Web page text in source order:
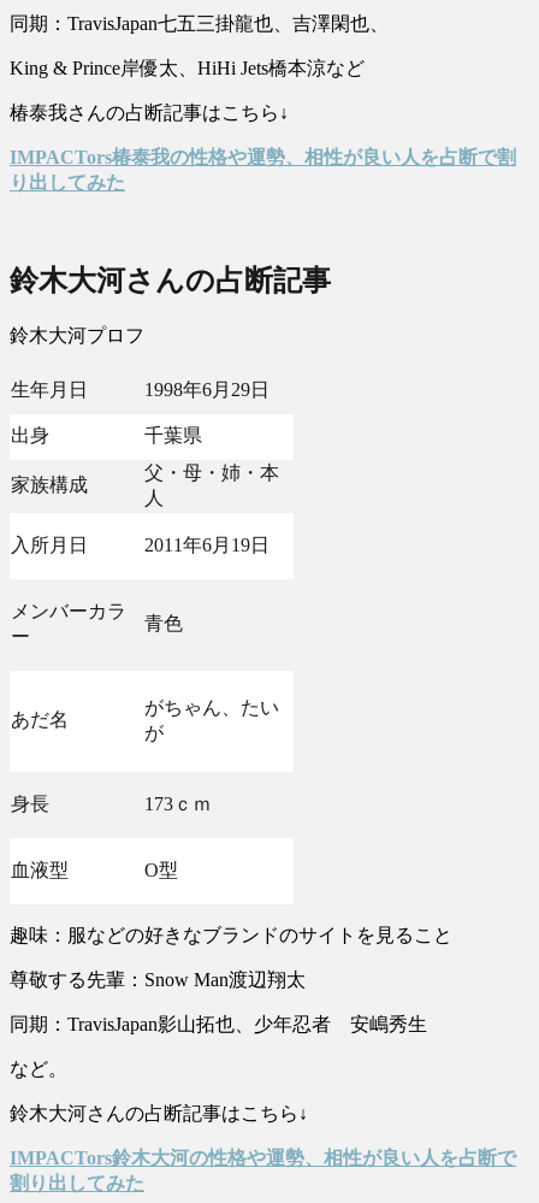
同期：TravisJapan七五三掛龍也、吉澤閑也、
King & Prince岸優太、HiHi Jets橋本涼など
椿泰我さんの占断記事はこちら↓
IMPACTors椿泰我の性格や運勢、相性が良い人を占断で割
り出してみた
鈴木大河さんの占断記事
鈴木大河プロフ
生年月日 1998年6月29日
出身 千葉県
家族構成
父・母・姉・本
人
入所月日 2011年6月19日
メンバーカラ
ー
青色
あだ名
がちゃん、たい
が
身長 173ｃｍ
血液型 O型
趣味：服などの好きなブランドのサイトを見ること
尊敬する先輩：Snow Man渡辺翔太
同期：TravisJapan影山拓也、少年忍者 安嶋秀生
など。
鈴木大河さんの占断記事はこちら↓
IMPACTors鈴木大河の性格や運勢、相性が良い人を占断で
割り出してみた